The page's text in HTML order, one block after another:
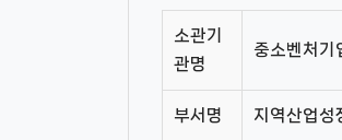
소관기
관명
중소벤처기
부서명 지역산업성